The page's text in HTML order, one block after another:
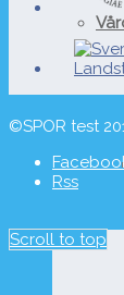
©SPOR test
Rss
Scroll to top